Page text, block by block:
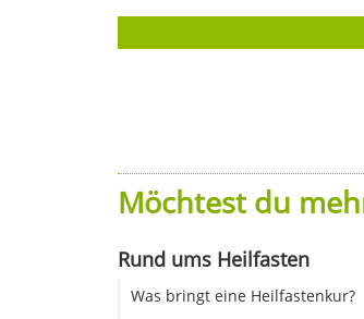
Möchtest du
Rund ums Heilfasten
Was bringt eine Heilfastenkur?